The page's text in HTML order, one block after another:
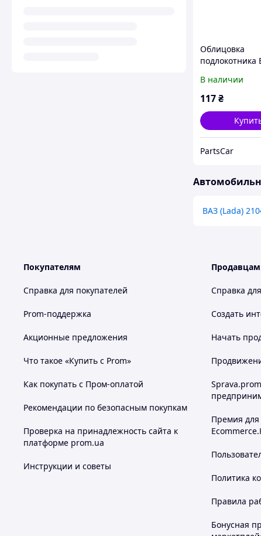
Облицовка
подлокотника
В наличии
117₴
PartsCar
ВАЗ (Lada)
Покупателям
Справка для покупателей
Prom-поддержка
Акционные предложения
Что такое «Купить с Prom»
Как покупать с Пром-оплатой
Рекомендации по безопасным покупкам
Проверка на принадлежность сайта к
платформе prom.ua
Инструкции и советы
Продавцам
Справка
Создать
Начать
Премия
Политика
Правила
Бонусная